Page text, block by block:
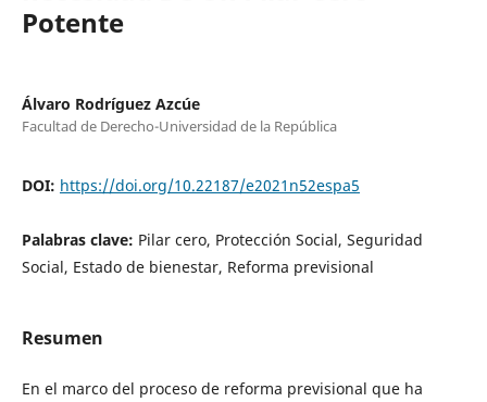
Potente
Álvaro Rodríguez Azcúe
Facultad de Derecho-Universidad de la República
DOI: https://doi.org/10.22187/e2021n52espa5
Palabras clave: Pilar cero, Protección Social, Seguridad
Social, Estado de bienestar, Reforma previsional
Resumen
En el marco del proceso de reforma previsional que ha